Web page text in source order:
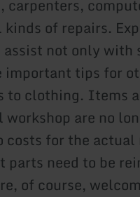
carpenters,
of repairs.
assist not only
important tips for
to clothing. Items
workshop are no
costs for the
parts need to be
of course,